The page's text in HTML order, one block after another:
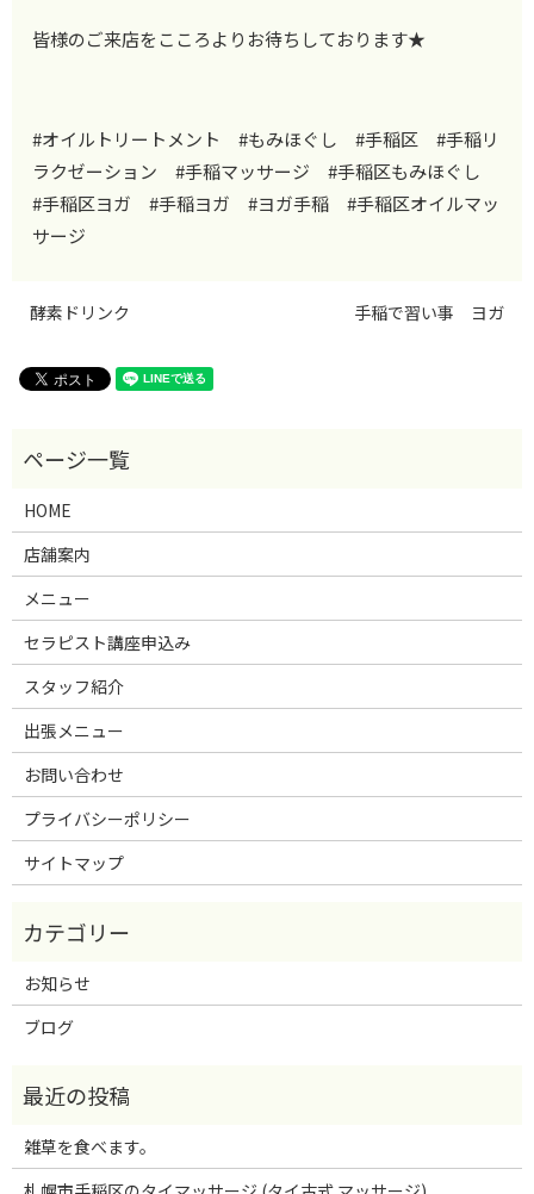
皆様のご来店をこころよりお待ちしております★
#オイルトリートメント #もみほぐし #手稲区 #手稲リ
ラクゼーション #手稲マッサージ #手稲区もみほぐし
#手稲区ヨガ #手稲ヨガ #ヨガ手稲 #手稲区オイルマッ
サージ
酵素ドリンク 手稲で習い事 ヨガ
HOME
店舗案内
メニュー
セラピスト講座申込み
スタッフ紹介
出張メニュー
お問い合わせ
プライバシーポリシー
サイトマップ
お知らせ
ブログ
雑草を食べます。